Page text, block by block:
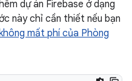
dự án Firebase ở dạng
này chỉ cần thiết nếu bạn
mất phí của Phòng